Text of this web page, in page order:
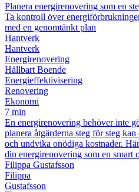
Planera energirenovering som en
Ta kontroll över
med en genomtänkt plan
Hantverk
Hantverk
Energirenovering
Hållbart Boende
Energieffektivisering
Renovering
Ekonomi
7 min
En energirenovering behöver inte
planera åtgärderna steg för steg
och undvika onödiga kostnader.
din energirenovering som en smart
Filippa Gustafsson
Filippa
Gustafsson